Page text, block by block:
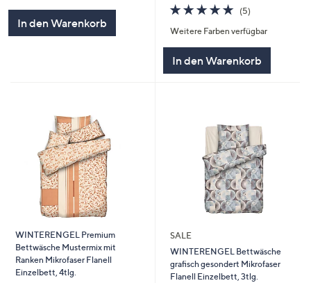
In den Warenkorb
5.0
von
5
(5)5
Weitere Farben verfügbar
In den Warenkorb
WINTERENGEL Premium
Bettwäsche Mustermix mit
Ranken Mikrofaser Flanell
Einzelbett, 4tlg.
SALE
WINTERENGEL Bettwäsche
grafisch gesondert Mikrofaser
Flanell Einzelbett, 3tlg.